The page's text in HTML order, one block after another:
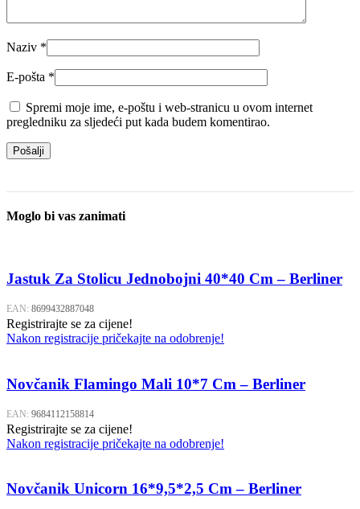
Naziv *
E-pošta *
Spremi moje ime, e-poštu i web-stranicu u ovom internet
pregledniku za sljedeći put kada budem komentirao.
Moglo bi vas zanimati
Jastuk Za Stolicu Jednobojni 40*40 Cm – Berliner
EAN: 8699432887048
Registrirajte se za cijene!
Nakon registracije pričekajte na odobrenje!
Novčanik Flamingo Mali 10*7 Cm – Berliner
EAN: 9684112158814
Registrirajte se za cijene!
Nakon registracije pričekajte na odobrenje!
Novčanik Unicorn 16*9,5*2,5 Cm – Berliner